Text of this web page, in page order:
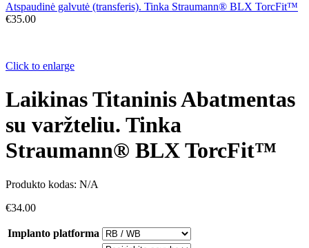
Atspaudinė galvutė (transferis). Tinka Straumann® BLX TorcFit™
€35.00
Click to enlarge
Laikinas Titaninis Abatmentas
su varžteliu. Tinka
Straumann® BLX TorcFit™
Produkto kodas: N/A
€34.00
Implanto platforma